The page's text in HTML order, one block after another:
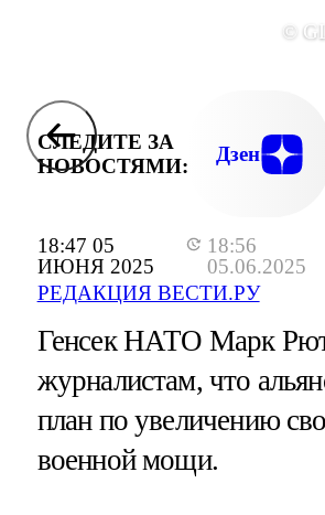
18:47 05
ИЮНЯ 2025
18:56
05.06.2025
РЕДАКЦИЯ ВЕСТИ.РУ
©
СЛЕДИТЕ ЗА
НОВОСТЯМИ:
Дзен
Генсек НАТО Марк
журналистам, что
план по увеличению
военной мощи.